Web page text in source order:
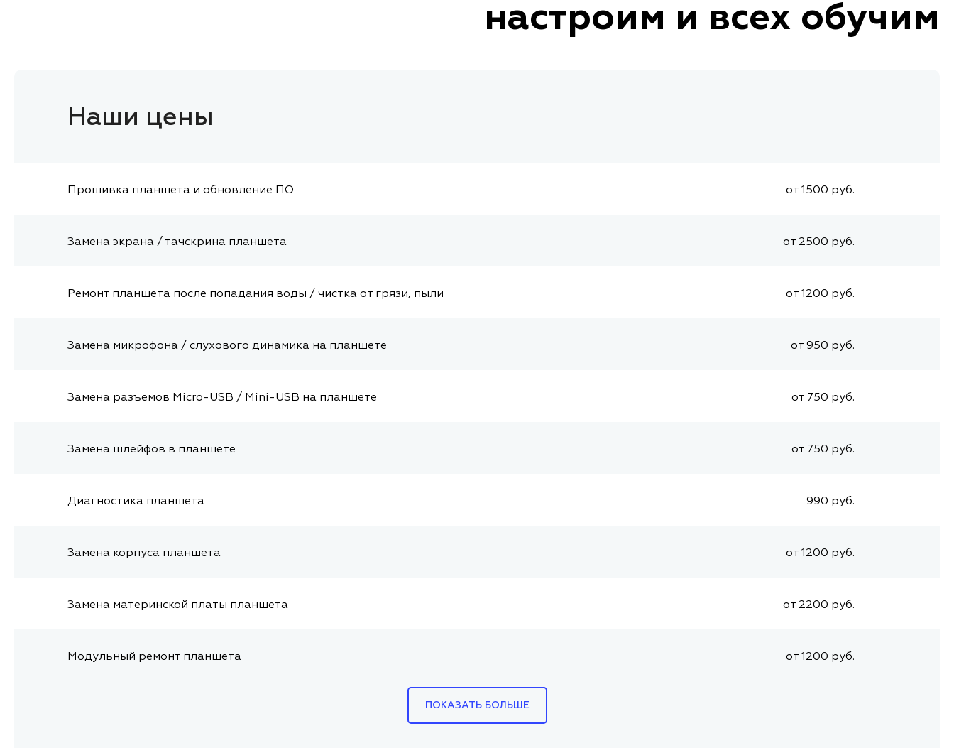
настроим и всех обучим
Наши цены
Прошивка планшета и обновление ПО от 1500 руб.
Замена экрана / тачскрина планшета от 2500 руб.
Ремонт планшета после попадания воды / чистка от грязи, пыли от 1200 руб.
Замена микрофона / слухового динамика на планшете от 950 руб.
Замена разъемов Micro-USB / Mini-USB на планшете от 750 руб.
Замена шлейфов в планшете от 750 руб.
Диагностика планшета 990 руб.
Замена корпуса планшета от 1200 руб.
Замена материнской платы планшета от 2200 руб.
Модульный ремонт планшета от 1200 руб.
ПОКАЗАТЬ БОЛЬШЕ